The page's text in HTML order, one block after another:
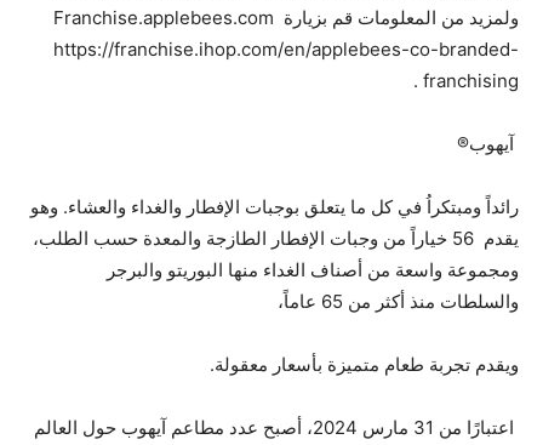
ولمزيد من المعلومات قم بزيارة Franchise.applebees.com
https://franchise.ihop.com/en/applebees-co-branded-
franchising .
آيهوب®
رائداً ومبتكراُ في كل ما يتعلق بوجبات الإفطار والغداء والعشاء. وهو
يقدم 56 خياراً من وجبات الإفطار الطازجة والمعدة حسب الطلب،
ومجموعة واسعة من أصناف الغداء منها البوريتو والبرجر
والسلطات منذ أكثر من 65 عاماً،
ويقدم تجربة طعام متميزة بأسعار معقولة.
اعتبارًا من 31 مارس 2024، أصبح عدد مطاعم آيهوب حول العالم